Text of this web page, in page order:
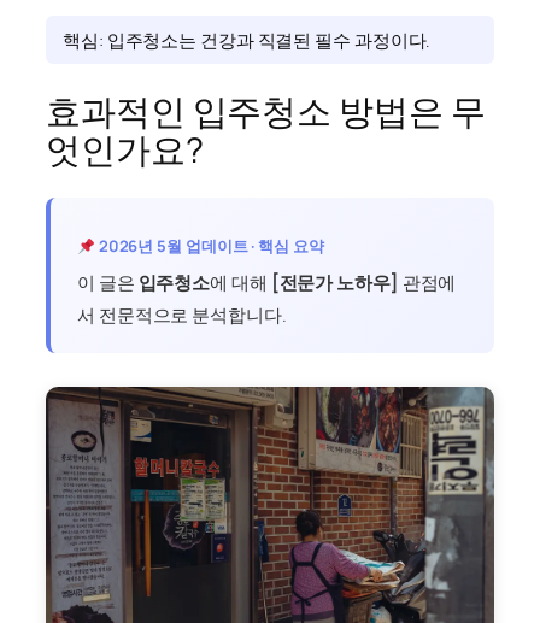
핵심: 입주청소는 건강과 직결된 필수 과정이다.
효과적인 입주청소 방법은 무
엇인가요?
2026년 5월 업데이트 · 핵심 요약
이 글은 입주청소에 대해 [전문가 노하우] 관점에
서 전문적으로 분석합니다.